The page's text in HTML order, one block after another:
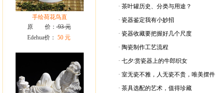
手绘荷花鸟直
原 价：93 元
Edehua价： 50 元
· 茶叶罐历史、分类与用途？
· 瓷器鉴定我有小妙招
· 瓷器收藏要把握好几个尺度
· 陶瓷制作工艺流程
· 七夕:赏瓷器上的牛郎织女
· 室无瓷不雅，人无瓷不贵，唯美摆件
· 茶具选配的艺术，值得珍藏